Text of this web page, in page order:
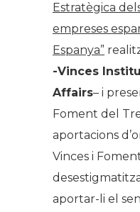
Estratègica
empreses
Espanya”
-Vinces
Affairs– i
Foment del
aportacions
Vinces i
aportar-li el